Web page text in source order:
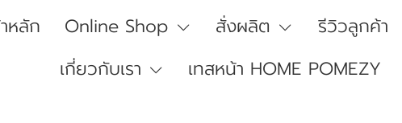
หลัก Online Shop สั่งผลิต รีวิวลูกค้า
เกี่ยวกับเรา
เทสหน้า HOME POMEZY